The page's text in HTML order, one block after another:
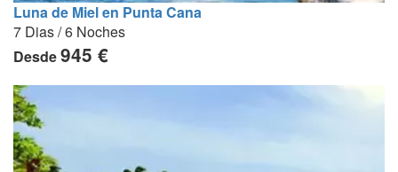
Luna de Miel en Punta Cana
7 Dias / 6 Noches
Desde945 €